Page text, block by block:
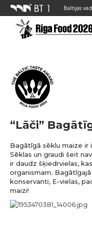
Baltijas
“Lāči”
Bagātīgā sēklu maize ir
Sēklas un graudi šeit
ir daudz šķiedrvielas,
organismam.
konservanti, E-vielas,
maizi!